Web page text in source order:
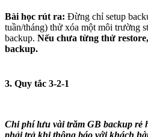
Bài học rút ra: Đừng chỉ setup
tuần/tháng) thử xóa một môi trường
backup. Nếu chưa từng thử
backup.
3. Quy tắc 3-2-1
Chi phí lưu vài trăm GB backup rẻ
phải trả khi thông báo với khách